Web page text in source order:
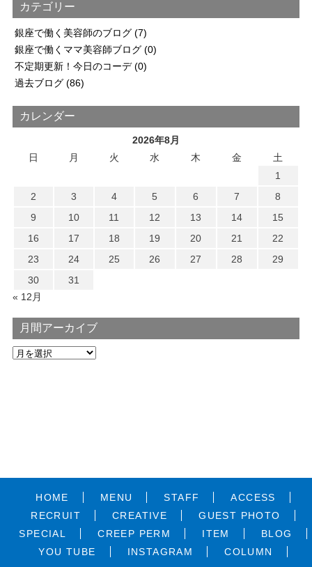
カテゴリー
銀座で働く美容師のブログ(7)
銀座で働くママ美容師ブログ(0)
不定期更新！今日のコーデ(0)
過去ブログ(86)
カレンダー
2026年8月
日
月 火 水 木 金
土
1
2
3 4 5 6 7
8
9
10 11 12 13 14
15
16
17 18 19 20 21
22
23
24 25 26 27 28
29
30
31
« 12月
月間アーカイブ
HOME MENU STAFF
ACCESS
RECRUIT
CREATIVE
GUEST PHOTO
SPECIAL
CREEP PERM ITEM
BLOG
YOU TUBE
INSTAGRAM COLUMN